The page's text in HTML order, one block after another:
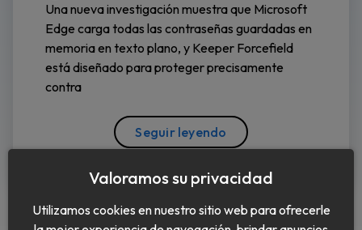
Una nueva investigación muestra que Microsoft
Edge carga todas las contraseñas guardadas en
memoria en texto plano, y Keeper Forcefield
está diseñado para proteger precisamente
contra
Seguir leyendo
Valoramos su privacidad
Utilizamos cookies en nuestro sitio web para ofrecerle